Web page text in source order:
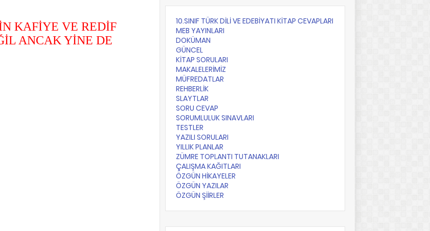
KAFİYE VE REDİF
ANCAK YİNE DE
10.SINIF TÜRK DİLİ VE EDEBİYATI KİTAP CEVAPLARI
MEB YAYINLARI
DOKÜMAN
GÜNCEL
KİTAP SORULARI
MAKALELERİMİZ
MÜFREDATLAR
REHBERLİK
SLAYTLAR
SORU CEVAP
SORUMLULUK SINAVLARI
TESTLER
YAZILI SORULARI
YILLIK PLANLAR
ZÜMRE TOPLANTI TUTANAKLARI
ÇALIŞMA KAĞITLARI
ÖZGÜN HİKAYELER
ÖZGÜN YAZILAR
ÖZGÜN ŞİİRLER